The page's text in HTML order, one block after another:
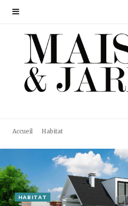
Accueil Habitat
HABITAT